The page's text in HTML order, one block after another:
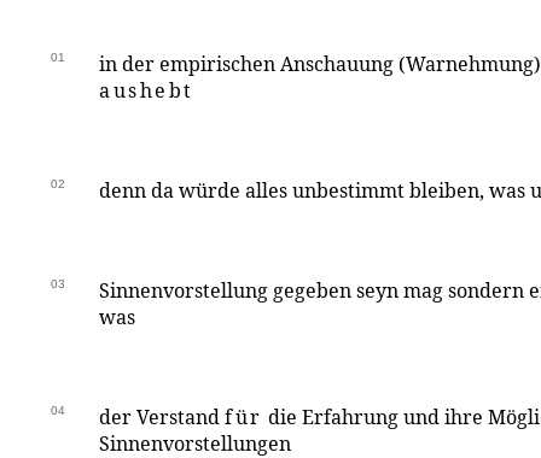
01
in der empirischen Anschauung
aushebt
02 denn da würde alles unbestimmt bleiben, was
03
Sinnenvorstellung gegeben seyn mag sondern
was
04 der Verstandfür die Erfahrung und ihre
Sinnenvorstellungen